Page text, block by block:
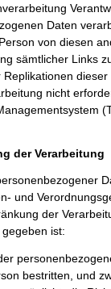
Daten
von diesen
sämtlicher Links
nicht
der Verarbeitung
und
der
ist:
bestritten, und